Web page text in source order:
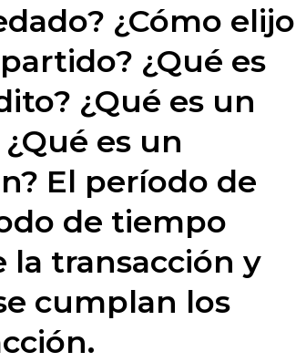
¿Cómo elijo
¿Qué es
¿Qué es un
es un
El período de
de tiempo
transacción y
cumplan los